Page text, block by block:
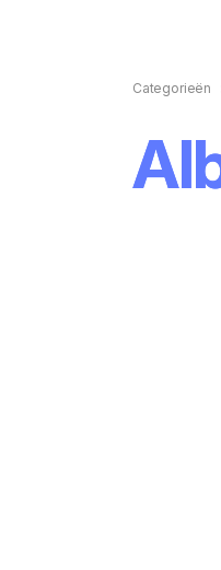
Categorieën